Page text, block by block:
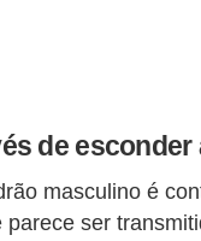
de esconder
masculino é
parece ser